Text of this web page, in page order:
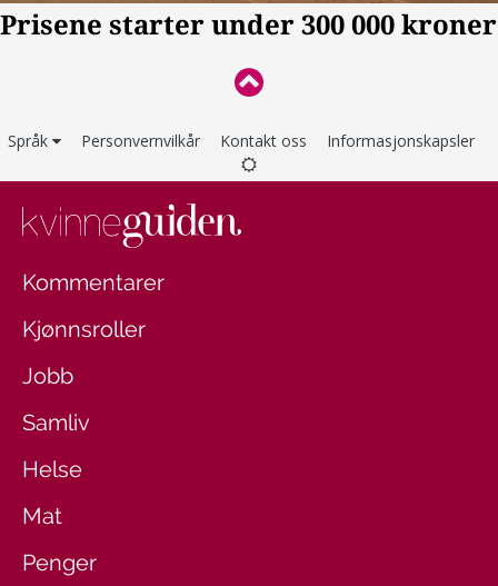
Språk Personvernvilkår Kontakt oss Informasjonskapsler
Kommentarer
Kjønnsroller
Jobb
Samliv
Helse
Mat
Penger